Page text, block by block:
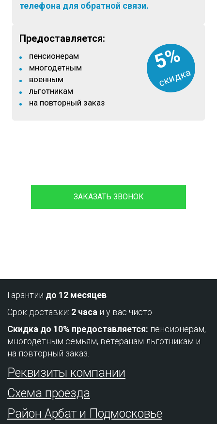
телефона для обратной связи.
Предоставляется:
пенсионерам
многодетным
военным
льготникам
на повторный заказ
5%
скидка
ЗАКАЗАТЬ ЗВОНОК
Гарантии до 12 месяцев
Срок доставки: 2 часа и у вас чисто
Скидка до 10% предоставляется: пенсионерам,
многодетным семьям, ветеранам льготникам и
на повторный заказ.
Реквизиты компании
Схема проезда
Район Арбат и Подмосковье